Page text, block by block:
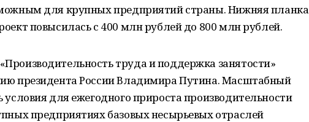
для крупных предприятий страны. Нижняя планка
повысилась с 400 млн рублей до 800 млн рублей.
труда и поддержка занятости»
президента России Владимира Путина. Масштабный
условия для ежегодного прироста производительности
предприятиях базовых несырьевых отраслей